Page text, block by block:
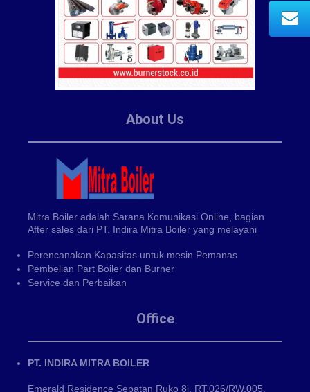
About Us
Mitra Boiler adalah Sarana Komunikasi Online, bagian
After sales dari PT. Indira Mitra Boiler yang melayani
Perencanakan Kapasitas untuk mesin Pemanas
Pembelian Part Boiler dan Burner
Service dan Perbaikan
Office
PT. INDIRA MITRA BOILER
Emerald Residence Sepatan Ruko 8i, RT.026/RW.005,